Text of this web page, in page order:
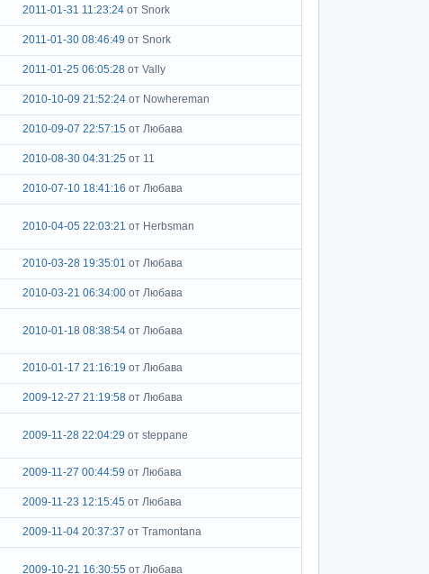
2011-01-31 11:23:24 от Snork
2011-01-30 08:46:49 от Snork
2011-01-25 06:05:28 от Vally
2010-10-09 21:52:24 от Nowhereman
2010-09-07 22:57:15 от Любава
2010-08-30 04:31:25 от 11
2010-07-10 18:41:16 от Любава
2010-04-05 22:03:21 от Herbsman
2010-03-28 19:35:01 от Любава
2010-03-21 06:34:00 от Любава
2010-01-18 08:38:54 от Любава
2010-01-17 21:16:19 от Любава
2009-12-27 21:19:58 от Любава
2009-11-28 22:04:29 от steppane
2009-11-27 00:44:59 от Любава
2009-11-23 12:15:45 от Любава
2009-11-04 20:37:37 от Tramontana
2009-10-21 16:30:55 от Любава